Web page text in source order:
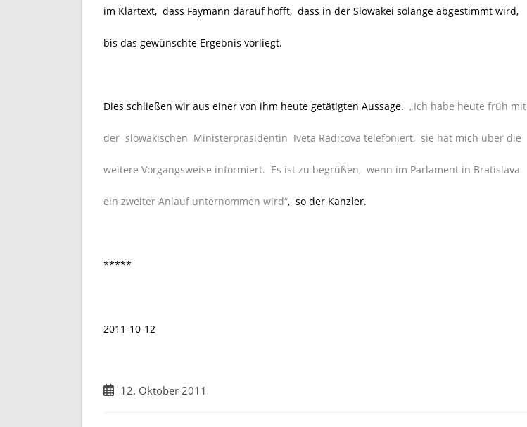
im Klartext, dass Faymann darauf hofft, dass in der Slowakei solange abgestimmt wird,
bis das gewünschte Ergebnis vorliegt.
Dies schließen wir aus einer von ihm heute getätigten Aussage. „Ich habe heute früh mit
der slowakischen Ministerpräsidentin Iveta Radicova telefoniert, sie hat mich über die
weitere Vorgangsweise informiert. Es ist zu begrüßen, wenn im Parlament in Bratislava
ein zweiter Anlauf unternommen wird“, so der Kanzler.
*****
2011-10-12
Beitrag12. Oktober 2011